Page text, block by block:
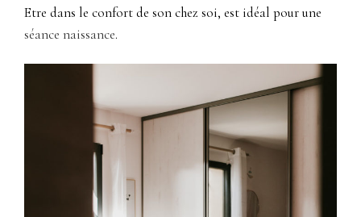
Etre dans le confort de son chez soi, est idéal pour une
séance naissance.